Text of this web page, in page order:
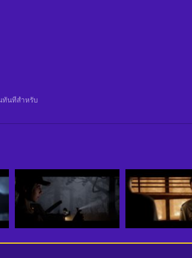
ทันทีสําหรับ